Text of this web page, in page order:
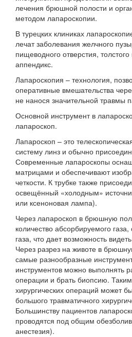
лечения брюшной полости и
методом лапароскопии.
В турецких клиниках
лечат заболевания желчного
пищеводного отверстия,
аппендикс.
Лапароскопия – технология,
оперативные вмешательства
не нанося значительной травмы
Основной инструмент в
лапароскоп.
Лапароскоп – это
систему линз и обычно
Современные лапароскопы
матрицами и обеспечивают
четкости. К трубке также
освещённый «холодным»
или ксеноновая лампа).
Через лапароскоп в брюшную
количество абсорбируемого
газа, что дает возможность
Через разрез на животе в
самые разнообразные
инструментов можно выполнять
операции и брать биопсию.
хирургических операций может
большого травматичного
Большинству пациентов
проводятся под общим
анестезия).